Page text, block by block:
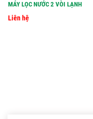
MÁY LỌC NƯỚC 2 VÒI LẠNH
Liên hệ